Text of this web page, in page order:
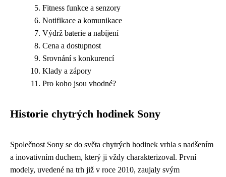
Fitness funkce a senzory
Notifikace a komunikace
Výdrž baterie a nabíjení
Cena a dostupnost
Srovnání s konkurencí
Klady a zápory
Pro koho jsou vhodné?
Historie chytrých hodinek Sony
Společnost Sony se do světa chytrých hodinek vrhla s nadšením
a inovativním duchem, který ji vždy charakterizoval. První
modely, uvedené na trh již v roce 2010, zaujaly svým